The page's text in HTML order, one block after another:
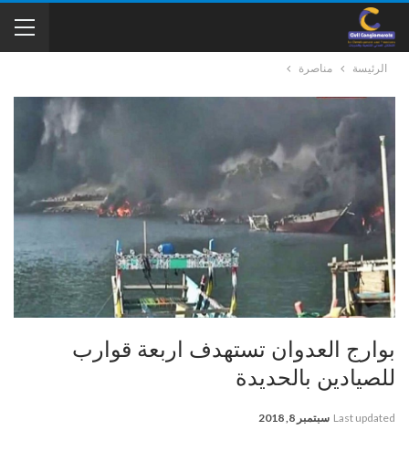
الرئيسة مناصرة
بوارج العدوان تستهدف اربعة قوارب
للصيادين بالحديدة
Last updated سبتمبر 8, 2018